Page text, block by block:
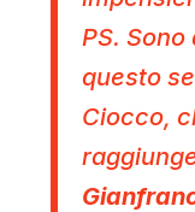
PS.
questo
Ciocco,